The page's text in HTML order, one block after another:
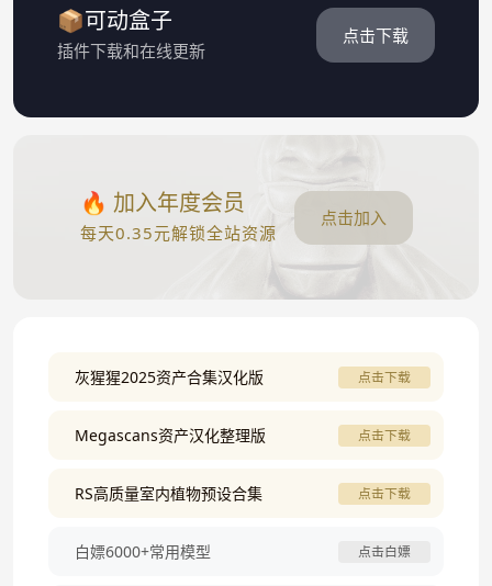
📦可动盒子
插件下载和在线更新
点击下载
🔥 加入年度会员
每天0.35元解锁全站资源
点击加入
灰猩猩2025资产合集汉化版 点击下载
Megascans资产汉化整理版 点击下载
RS高质量室内植物预设合集 点击下载
白嫖6000+常用模型 点击白嫖